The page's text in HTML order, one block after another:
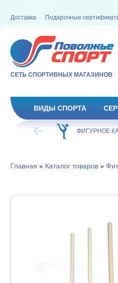
Доставка Подарочные
СЕТЬ СПОРТИВНЫХ МАГАЗИНОВ
ВИДЫ СПОРТА
ХОККЕЙ ФИГУРНОЕ
Главная » Каталог товаров»